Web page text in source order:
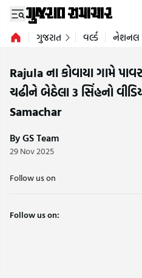
ગુજરાત વર્લ્ડ નેશનલ
Rajula ના કોવાયા ગામે
ચઢીને બેઠેલા 3 સિંહનો
Samachar
By GS Team
29 Nov 2025
Follow us on
Follow us on: